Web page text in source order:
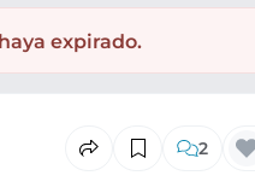
expirado.
2